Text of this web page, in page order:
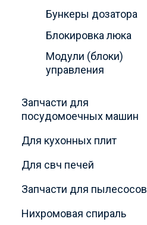
Бункеры дозатора
Блокировка люка
Модули (блоки)
управления
Запчасти для
посудомоечных машин
Для кухонных плит
Для свч печей
Запчасти для пылесосов
Нихромовая спираль